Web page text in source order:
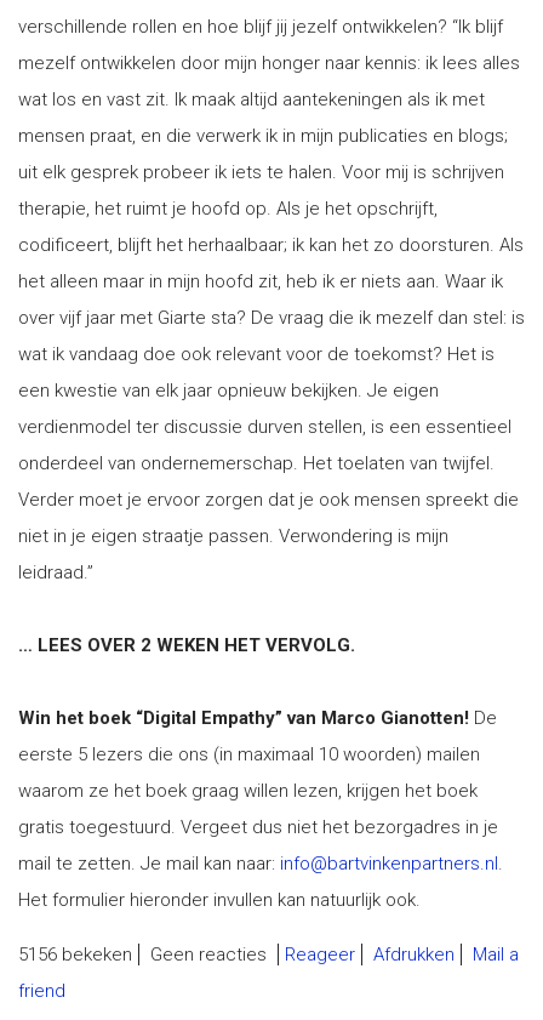
verschillende rollen en hoe blijf jij jezelf ontwikkelen? “Ik blijf
mezelf ontwikkelen door mijn honger naar kennis: ik lees alles
wat los en vast zit. Ik maak altijd aantekeningen als ik met
mensen praat, en die verwerk ik in mijn publicaties en blogs;
uit elk gesprek probeer ik iets te halen. Voor mij is schrijven
therapie, het ruimt je hoofd op. Als je het opschrijft,
codificeert, blijft het herhaalbaar; ik kan het zo doorsturen. Als
het alleen maar in mijn hoofd zit, heb ik er niets aan. Waar ik
over vijf jaar met Giarte sta? De vraag die ik mezelf dan stel: is
wat ik vandaag doe ook relevant voor de toekomst? Het is
een kwestie van elk jaar opnieuw bekijken. Je eigen
verdienmodel ter discussie durven stellen, is een essentieel
onderdeel van ondernemerschap. Het toelaten van twijfel.
Verder moet je ervoor zorgen dat je ook mensen spreekt die
niet in je eigen straatje passen. Verwondering is mijn
leidraad.”
… LEES OVER 2 WEKEN HET VERVOLG.
Win het boek “Digital Empathy” van Marco Gianotten! De
eerste 5 lezers die ons (in maximaal 10 woorden) mailen
waarom ze het boek graag willen lezen, krijgen het boek
gratis toegestuurd. Vergeet dus niet het bezorgadres in je
mail te zetten. Je mail kan naar: info@bartvinkenpartners.nl.
Het formulier hieronder invullen kan natuurlijk ook.
5156 bekeken Geen reacties Reageer Afdrukken
Mail a
friend